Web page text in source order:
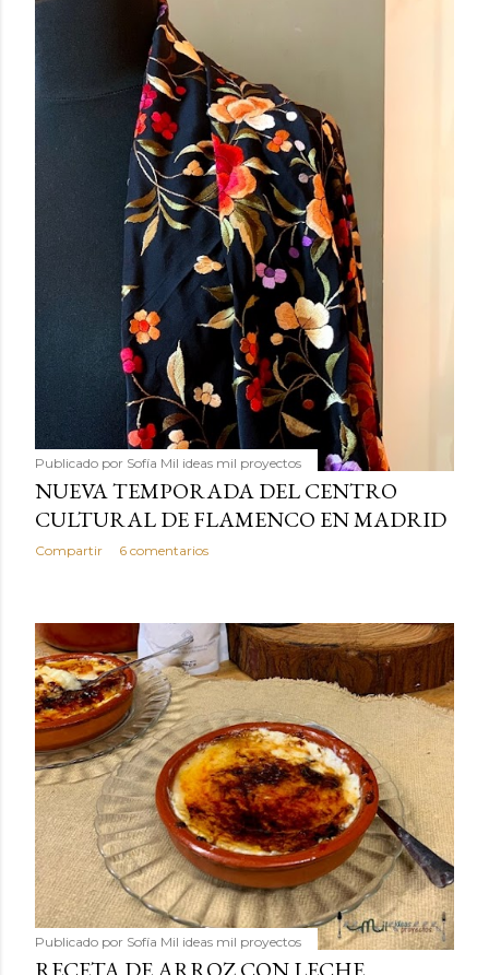
Publicado por Sofía Mil ideas mil proyectos
NUEVA TEMPORADA DEL CENTRO
CULTURAL DE FLAMENCO EN MADRID
Compartir 6 comentarios
Publicado por Sofía Mil ideas mil proyectos